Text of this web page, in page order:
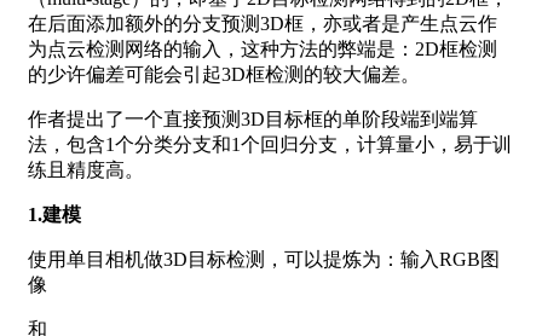
在后面添加额外的分支预测3D框，亦或者是产生点云作
为点云检测网络的输入，这种方法的弊端是：2D框检测
的少许偏差可能会引起3D框检测的较大偏差。
作者提出了一个直接预测3D目标框的单阶段端到端算
法，包含1个分类分支和1个回归分支，计算量小，易于训
练且精度高。
1.建模
使用单目相机做3D目标检测，可以提炼为：输入RGB图
像
和